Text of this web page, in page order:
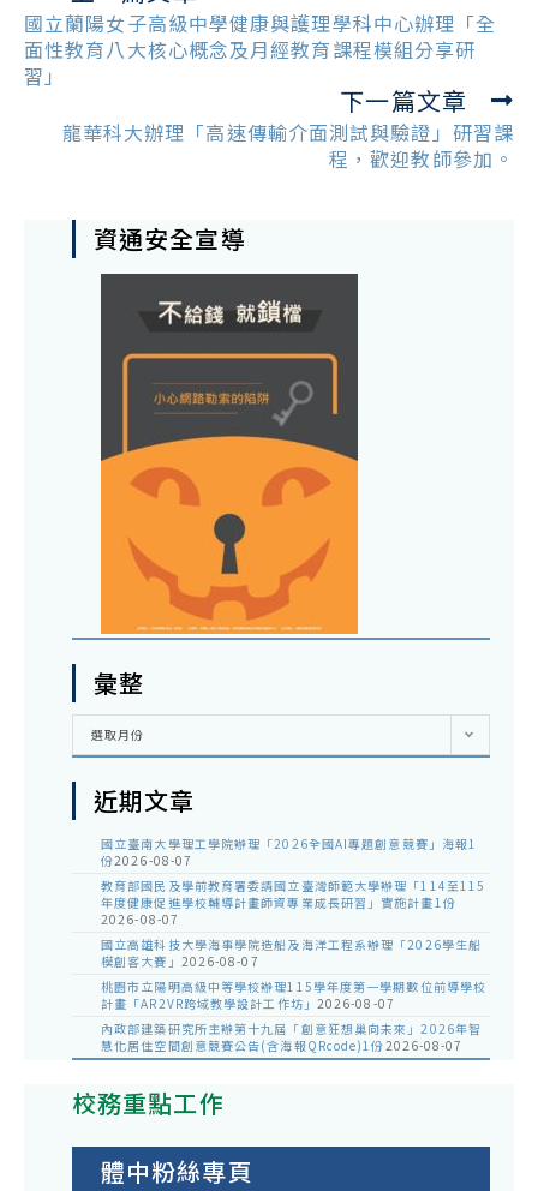
more
articles
國立蘭陽女子高級中學健康與護理學科中心辦理「全
面性教育八大核心概念及月經教育課程模組分享研
習」
下一篇文章
龍華科大辦理「高速傳輸介面測試與驗證」研習課
程，歡迎教師參加。
資通安全宣導
彙整
彙
選取月份
近期文章
國立臺南大學理工學院辦理「2026全國AI專題創意競賽」海報1
份2026-08-07
教育部國民及學前教育署委請國立臺灣師範大學辦理「114至115
年度健康促進學校輔導計畫師資專業成長研習」實施計畫1份
2026-08-07
國立高雄科技大學海事學院造船及海洋工程系辦理「2026學生船
模創客大賽」 2026-08-07
桃園市立陽明高級中等學校辦理115學年度第一學期數位前導學校
計畫「AR2VR跨域教學設計工作坊」 2026-08-07
內政部建築研究所主辦第十九屆「創意狂想巢向未來」2026年智
慧化居住空間創意競賽公告(含海報QRcode)1份2026-08-07
校務重點工作
體中粉絲專頁